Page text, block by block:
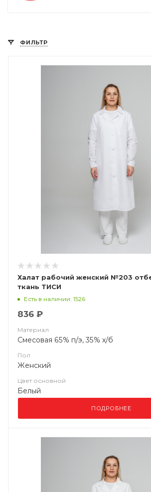
ФИЛЬТР
Халат рабочий женский №203
ткань ТИСИ
Есть в наличии: 1526
836 ₽
Материал
Смесовая 65% п/э, 35% х/б
Пол
Женский
Цвет основной
Белый
ПОДРОБНЕЕ